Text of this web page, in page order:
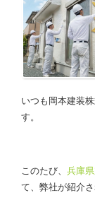
いつも岡本建装
す。
このたび、 兵庫
て、弊社が紹介さ